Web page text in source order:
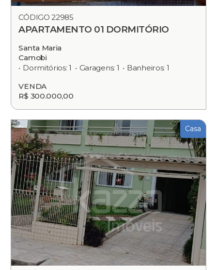
CÓDIGO 22985
APARTAMENTO 01 DORMITÓRIO
Santa Maria
Camobi
Dormitórios: 1
Garagens: 1
Banheiros: 1
VENDA
R$ 300.000,00
Casa